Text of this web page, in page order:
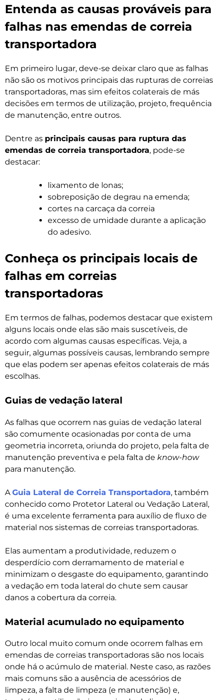
Entenda as causas prováveis para
falhas nas emendas de correia
transportadora
Em primeiro lugar, deve-se deixar claro que as falhas
não são os motivos principais das rupturas de correias
transportadoras, mas sim efeitos colaterais de más
decisões em termos de utilização, projeto, frequência
de manutenção, entre outros.
Dentre as principais causas para ruptura das
emendas de correia transportadora, pode-se
destacar:
lixamento de lonas;
sobreposição de degrau na emenda;
cortes na carcaça da correia
excesso de umidade durante a aplicação
do adesivo.
Conheça os principais locais de
falhas em correias
transportadoras
Em termos de falhas, podemos destacar que existem
alguns locais onde elas são mais suscetíveis, de
acordo com algumas causas específicas. Veja, a
seguir, algumas possíveis causas, lembrando sempre
que elas podem ser apenas efeitos colaterais de más
escolhas.
Guias de vedação lateral
As falhas que ocorrem nas guias de vedação lateral
são comumente ocasionadas por conta de uma
geometria incorreta, oriunda do projeto, pela falta de
manutenção preventiva e pela falta de know-how
para manutenção.
A Guia Lateral de Correia Transportadora, também
conhecido como Protetor Lateral ou Vedação Lateral,
é uma excelente ferramenta para auxílio de fluxo de
material nos sistemas de correias transportadoras.
Elas aumentam a produtividade, reduzem o
desperdício com derramamento de material e
minimizam o desgaste do equipamento, garantindo
a vedação em toda lateral do chute sem causar
danos a cobertura da correia.
Material acumulado no equipamento
Outro local muito comum onde ocorrem falhas em
emendas de correias transportadoras são nos locais
onde há o acúmulo de material. Neste caso, as razões
mais comuns são a ausência de acessórios de
limpeza, a falta de limpeza (e manutenção) e,